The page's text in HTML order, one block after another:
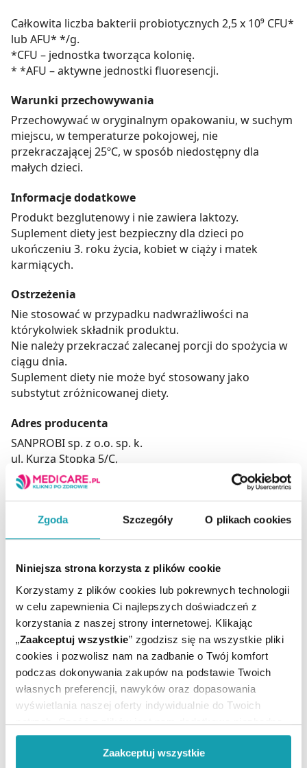
Zgoda Szczegóły O plikach cookies
Niniejsza strona korzysta z plików cookie
Korzystamy z plików cookies lub pokrewnych technologii
w celu zapewnienia Ci najlepszych doświadczeń z
korzystania z naszej strony internetowej. Klikając
„Zaakceptuj wszystkie” zgodzisz się na wszystkie pliki
cookies i pozwolisz nam na zadbanie o Twój komfort
podczas dokonywania zakupów na podstawie Twoich
własnych preferencji, nawyków oraz dopasowania
wyświetlania naszej oferty indywidualnie do Twoich
potrzeb. Część z plików jest nam dodatkowo niezbędna
do prawidłowego działania Portalu oraz jego
funkcjonalności. W zależności od funkcji, dane o tym jak
Zaakceptuj wszystkie
Całkowita liczba bakterii probiotycznych 2,5 x 10⁹ CFU*
lub AFU* */g.
*CFU – jednostka tworząca kolonię.
* *AFU – aktywne jednostki fluoresencji.
Warunki przechowywania
Przechowywać w oryginalnym opakowaniu, w suchym
miejscu, w temperaturze pokojowej, nie
przekraczającej 25ºC, w sposób niedostępny dla
małych dzieci.
Informacje dodatkowe
Produkt bezglutenowy i nie zawiera laktozy.
Suplement diety jest bezpieczny dla dzieci po
ukończeniu 3. roku życia, kobiet w ciąży i matek
karmiących.
Ostrzeżenia
Nie stosować w przypadku nadwrażliwości na
którykolwiek składnik produktu.
Nie należy przekraczać zalecanej porcji do spożycia w
ciągu dnia.
Suplement diety nie może być stosowany jako
substytut zróżnicowanej diety.
Adres producenta
SANPROBI sp. z o.o. sp. k.
ul. Kurza Stopka 5/C,
70-535 Szczecin.
kontakt@sanprobi.pl
Podmiot odpowiedzialny
SANPROBI sp. z o.o. sp. k.
70-535 Szczecin.
kontakt@sanprobi.pl
Suplement diety nie może być stosowany jak
substytut (zamiennik) zróżnicowanej diety.
Nie należy przekraczać zalecanej porcji do spożycia w
ciągu dnia.
Zrównoważony sposób żywienia i prawidłowy tryb
życia jest ważny dla funkcjonowania organizmu
Przechowywać w miejscu niedostępnym dla małych